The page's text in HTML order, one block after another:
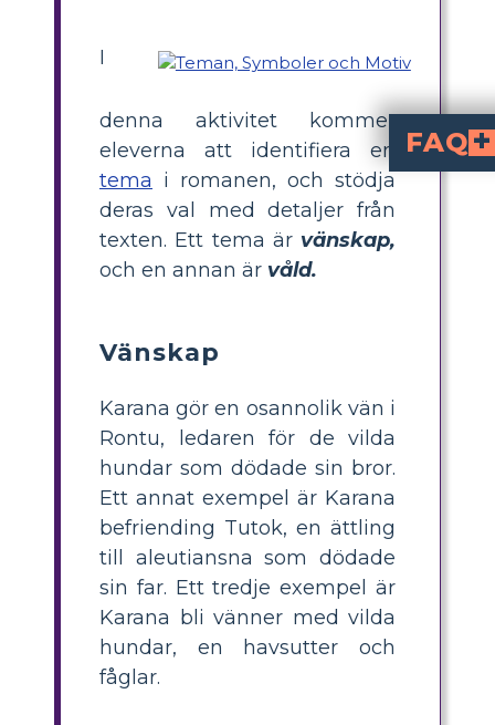
I
denna aktivitet kommer
eleverna att identifiera en
tema i romanen, och stödja
deras val med detaljer från
texten. Ett tema är vänskap,
och en annan är våld.
Vänskap
Karana gör en osannolik vän i
Rontu, ledaren för de vilda
hundar som dödade sin bror.
Ett annat exempel är Karana
befriending Tutok, en ättling
till aleutiansna som dödade
sin far. Ett tredje exempel är
Karana bli vänner med vilda
hundar, en havsutter och
fåglar.
FAQ